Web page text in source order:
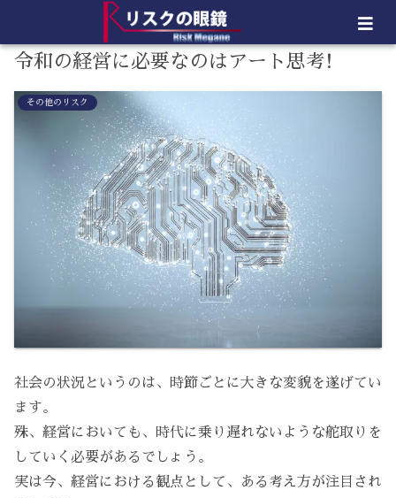
令和の経営に必要なのはアート思考!
その他のリスク
社会の状況というのは、時節ごとに大きな変貌を遂げてい
ます。
殊、経営においても、時代に乗り遅れないような舵取りを
していく必要があるでしょう。
実は今、経営における観点として、ある考え方が注目され